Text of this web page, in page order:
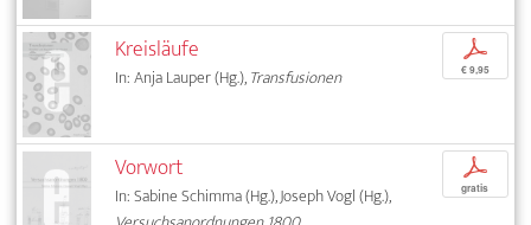
Kreisläufe
In: Anja Lauper (Hg.),Transfusionen
p
€ 9,95
Vorwort
In: Sabine Schimma (Hg.), Joseph Vogl (Hg.),
p
gratis